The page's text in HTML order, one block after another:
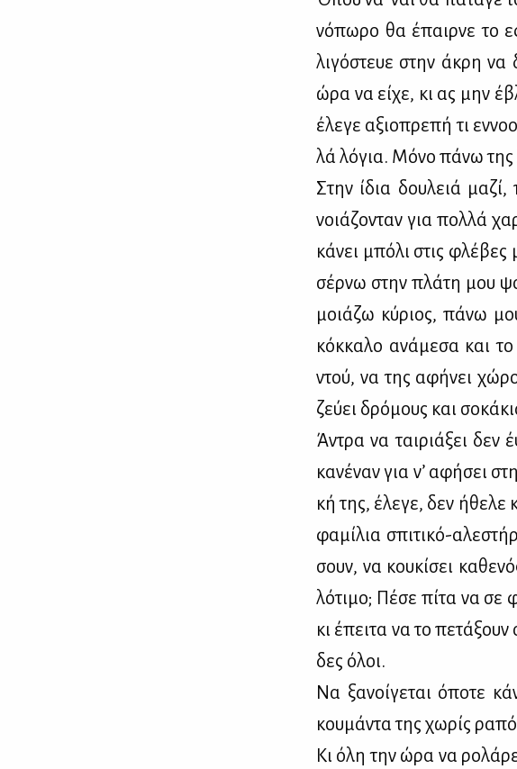
νό­πω­ρο θα έπαιρ­νε το
λι­γό­στευε στην άκρη
ώρα να εί­χε, κι ας μην
έλε­γε αξιο­πρε­πή τι
λά λό­για. Μό­νο πά­νω
Στην ίδια δου­λειά
νοιά­ζο­νταν για πολ­λά
κά­νει μπό­λι στις
σέρ­νω στην πλά­τη μου
μοιά­ζω κύ­ριος, πά­νω
κόκ­κα­λο ανά­με­σα και
ντού, να της αφή­νει
ζεύ­ει δρό­μους και
Άντρα να ται­ριά­ξει
κα­νέ­ναν για ν’ αφή­σει
κή της, έλε­γε, δεν ήθε­λε
φα­μί­λια σπι­τι­κό-
σουν, να κου­κί­σει
λό­τι­μο; Πέ­σε πί­τα να σε
κι έπει­τα να το
δες όλοι.
Να ξα­νοί­γε­ται όπο­τε
κου­μά­ντα της χω­ρίς
Κι όλη την ώρα να